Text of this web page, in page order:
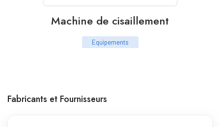
Machine de cisaillement
Equipements
Fabricants et Fournisseurs